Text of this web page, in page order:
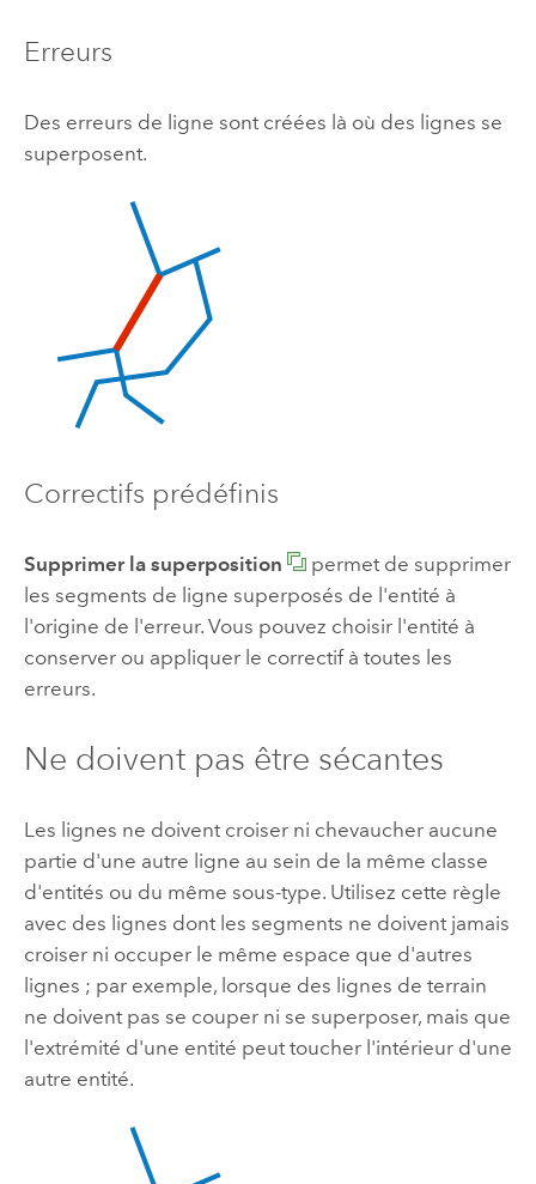
Erreurs
Des erreurs de ligne sont créées là où des lignes se
superposent.
Correctifs prédéfinis
Supprimer la superposition
permet de supprimer
les segments de ligne superposés de l'entité à
l'origine de l'erreur. Vous pouvez choisir l'entité à
conserver ou appliquer le correctif à toutes les
erreurs.
Ne doivent pas être sécantes
Les lignes ne doivent croiser ni chevaucher aucune
partie d'une autre ligne au sein de la même classe
d'entités ou du même sous-type. Utilisez cette règle
avec des lignes dont les segments ne doivent jamais
croiser ni occuper le même espace que d'autres
lignes ; par exemple, lorsque des lignes de terrain
ne doivent pas se couper ni se superposer, mais que
l'extrémité d'une entité peut toucher l'intérieur d'une
autre entité.